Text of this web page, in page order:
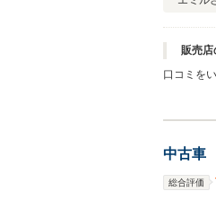
販売店
口コミをいただき、誠にありがとう
中古車
総合評価